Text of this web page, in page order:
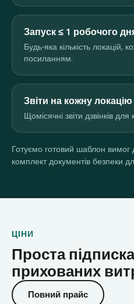
Запуск ≤ 1 робочого
Будь-яка кількість локацій,
посиланням.
Звіти на кожну локацію
Щомісячні звіти дзвінків
Готуємо готовий шаблон вимог
комплект документів безпеки
ЦІНИ
Проста
прихованих
Повний прайс